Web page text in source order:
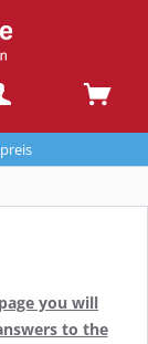
you will
to the